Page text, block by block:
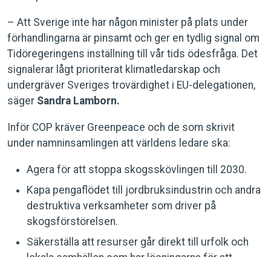
– Att Sverige inte har någon minister på plats under
förhandlingarna är pinsamt och ger en tydlig signal om
Tidöregeringens inställning till vår tids ödesfråga. Det
signalerar lågt prioriterat klimatledarskap och
undergräver Sveriges trovärdighet i EU-delegationen,
säger Sandra Lamborn.
Inför COP kräver Greenpeace och de som skrivit
under namninsamlingen att världens ledare ska:
Agera för att stoppa skogsskövlingen till 2030.
Kapa pengaflödet till jordbruksindustrin och andra
destruktiva verksamheter som driver på
skogsförstörelsen.
Säkerställa att resurser går direkt till urfolk och